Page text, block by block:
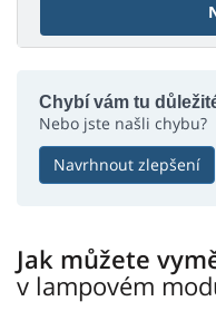
Chybí vám tu
Nebo jste našli chybu?
Navrhnout zlepšení
Jak můžete
v lampovém